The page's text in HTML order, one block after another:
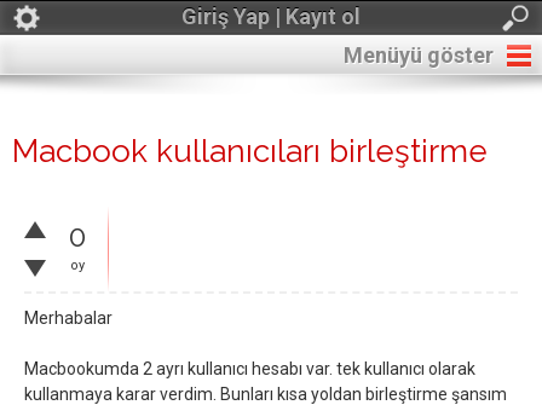
Giriş Yap | Kayıt ol
Menüyü göster
Macbook kullanıcıları birleştirme
0
oy
Merhabalar
Macbookumda 2 ayrı kullanıcı hesabı var. tek kullanıcı olarak
kullanmaya karar verdim. Bunları kısa yoldan birleştirme şansım